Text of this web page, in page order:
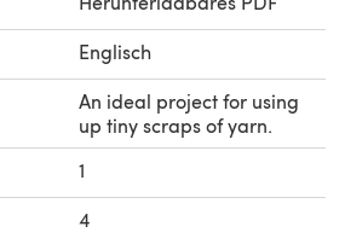
Englisch
An ideal project for using
up tiny scraps of yarn.
1
4